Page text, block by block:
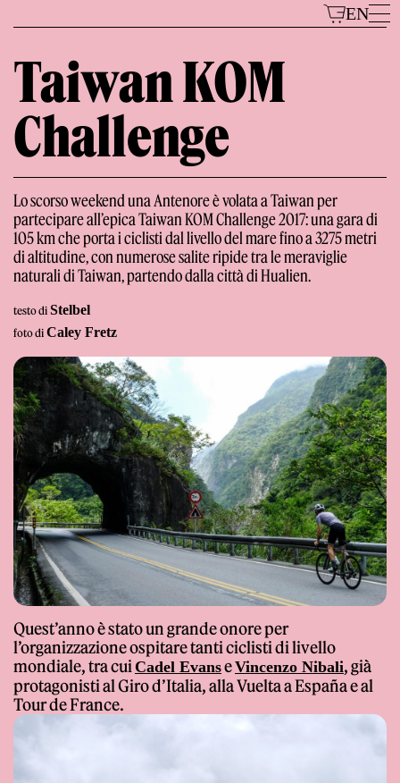
EN
Modelli
Giornale
Shop
Taiwan KOM
Challenge
Lo scorso weekend una Antenore è volata a Taiwan per
partecipare all’epica Taiwan KOM Challenge 2017: una gara di
105 km che porta i ciclisti dal livello del mare fino a 3275 metri
di altitudine, con numerose salite ripide tra le meraviglie
naturali di Taiwan, partendo dalla città di Hualien.
testo di Stelbel
foto di Caley Fretz
Quest’anno è stato un grande onore per
l’organizzazione ospitare tanti ciclisti di livello
mondiale, tra cui Cadel EvanseVincenzo Nibali, già
protagonisti al Giro d’Italia, alla Vuelta a España e al
Tour de France.